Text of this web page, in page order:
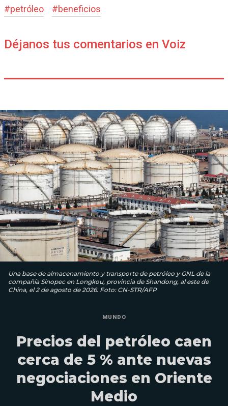
#petróleo #beneficios
Déjanos tus comentarios en Voiz
Una base de almacenamiento y transporte de petróleo y GNL de la
compañía Sinopec en Longkou, provincia de Shandong, al este de
China, el 2 de agosto de 2026. Foto: CN-STR/AFP
MUNDO
Precios del petróleo caen
cerca de 5 % ante nuevas
negociaciones en Oriente
Medio